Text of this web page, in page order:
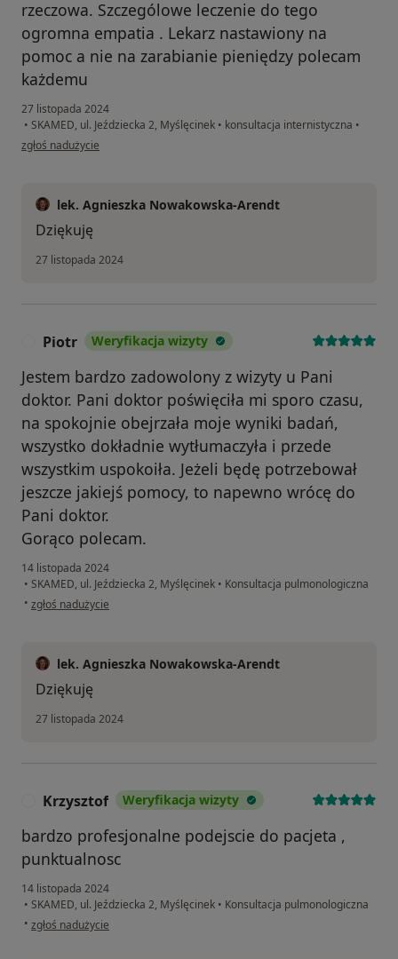
rzeczowa. Szczególowe leczenie do tego
ogromna empatia . Lekarz nastawiony na
pomoc a nie na zarabianie pieniędzy polecam
każdemu
27 listopada 2024
• SKAMED, ul. Jeździecka 2, Myślęcinek • konsultacja internistyczna •
w opinii użytkownika Michał K
zgłoś nadużycie
lek. Agnieszka Nowakowska-Arendt
Dziękuję
27 listopada 2024
Piotr Weryfikacja wizyty
Jestem bardzo zadowolony z wizyty u Pani
doktor. Pani doktor poświęciła mi sporo czasu,
na spokojnie obejrzała moje wyniki badań,
wszystko dokładnie wytłumaczyła i przede
wszystkim uspokoiła. Jeżeli będę potrzebował
jeszcze jakiejś pomocy, to napewno wrócę do
Pani doktor.
Gorąco polecam.
14 listopada 2024
• SKAMED, ul. Jeździecka 2, Myślęcinek • Konsultacja pulmonologiczna
• w opinii użytkownika Piotr
zgłoś nadużycie
lek. Agnieszka Nowakowska-Arendt
Dziękuję
27 listopada 2024
Krzysztof Weryfikacja wizyty
bardzo profesjonalne podejscie do pacjeta ,
punktualnosc
14 listopada 2024
• SKAMED, ul. Jeździecka 2, Myślęcinek • Konsultacja pulmonologiczna
• w opinii użytkownika Krzysztof
zgłoś nadużycie